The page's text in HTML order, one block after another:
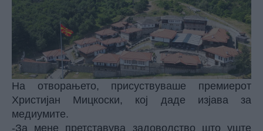
На отворањето, присуствуваше премиерот
Христијан Мицкоски, кој даде изјава за
медиумите.
-За мене претставува задоволство што уште